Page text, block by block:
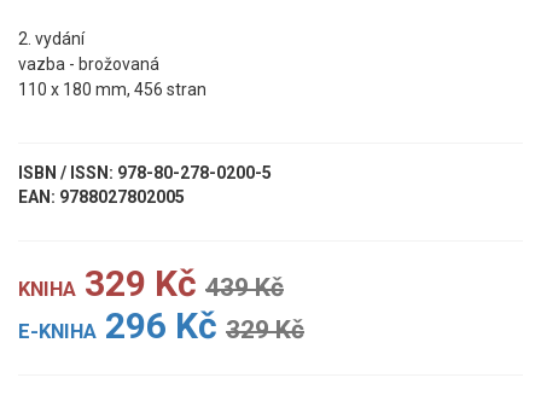
2. vydání
vazba - brožovaná
110 x 180 mm, 456 stran
ISBN / ISSN: 978-80-278-0200-5
EAN: 9788027802005
KNIHA 329 Kč 439 Kč
E-KNIHA 296 Kč 329 Kč